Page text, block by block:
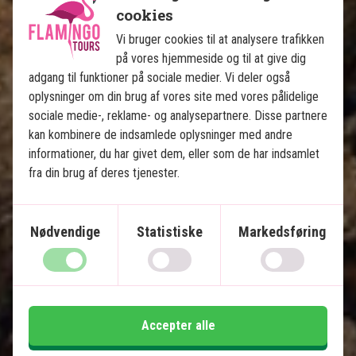
Sri Lanka
Magiske Sri Lanka og luksus på
Maldiverne
8 nætters rundrejse på Sri Lanka med privat
chafuffør
5 nætters badeferie på Maldiverne
Naturskøn togtur til Ella
cookies
Vi bruger cookies til at analysere trafikken
på vores hjemmeside og til at give dig
adgang til funktioner på sociale medier. Vi deler også
oplysninger om din brug af vores site med vores pålidelige
sociale medie-, reklame- og analysepartnere. Disse partnere
kan kombinere de indsamlede oplysninger med andre
informationer, du har givet dem, eller som de har indsamlet
fra din brug af deres tjenester.
Nødvendige Statistiske Markedsføring
Accepter alle